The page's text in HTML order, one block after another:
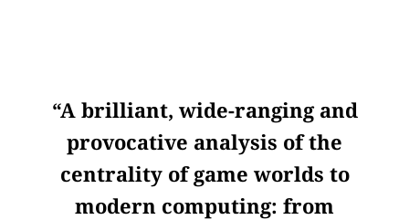
“A brilliant, wide-ranging and
provocative analysis of the
centrality of game worlds to
modern computing: from